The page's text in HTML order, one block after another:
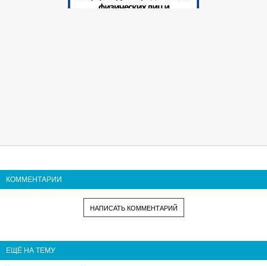
КОММЕНТАРИИ
НАПИСАТЬ КОММЕНТАРИЙ
ЕЩЁ НА ТЕМУ